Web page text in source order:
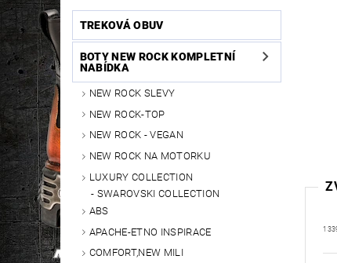
TREKOVÁ OBUV
BOTY NEW ROCK KOMPLETNÍ
NABÍDKA
NEW ROCK SLEVY
NEW ROCK-TOP
NEW ROCK - VEGAN
NEW ROCK NA MOTORKU
LUXURY COLLECTION
SWAROVSKI COLLECTION
ABS
APACHE-ETNO INSPIRACE
COMFORT,NEW MILI